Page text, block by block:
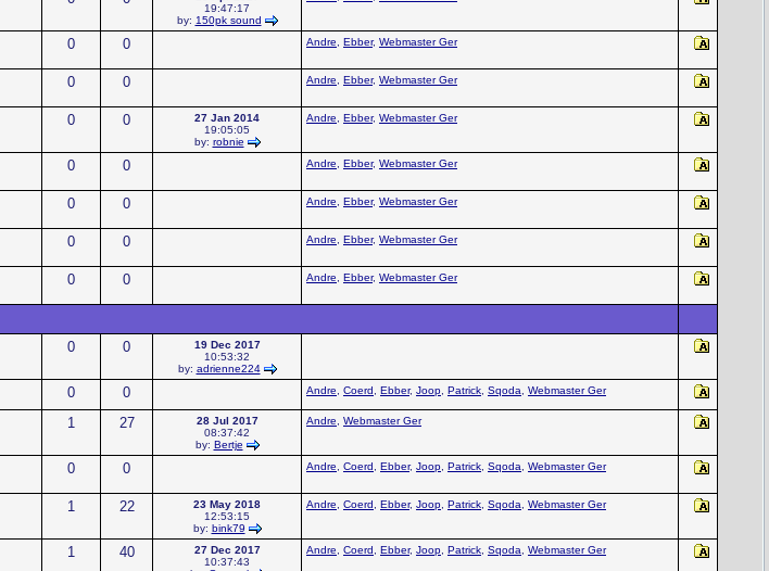
19:47:17
by: 150pk sound
0 0 Andre Ebber, Webmaster Ger
0 0 Andre Ebber, Webmaster Ger
0 0
27 Jan 2014
19:05:05
by: robnie
Andre Ebber, Webmaster Ger
0 0 Andre Ebber, Webmaster Ger
0 0 Andre Ebber, Webmaster Ger
0 0 Andre Ebber, Webmaster Ger
0 0 Andre Ebber, Webmaster Ger
0 0
19 Dec 2017
10:53:32
by: adrienne224
0 0 Andre Coerd Ebber, Joop Patrick Sqoda Webmaster Ger
1 27
28 Jul 2017
08:37:42
by: Bertje
Andre Webmaster Ger
0 0 Andre Coerd Ebber, Joop Patrick Sqoda Webmaster Ger
1 22
23 May 2018
12:53:15
by: bink79
Andre Coerd Ebber, Joop Patrick Sqoda Webmaster Ger
1 40
27 Dec 2017
10:37:43
Andre Coerd Ebber, Joop Patrick Sqoda Webmaster Ger